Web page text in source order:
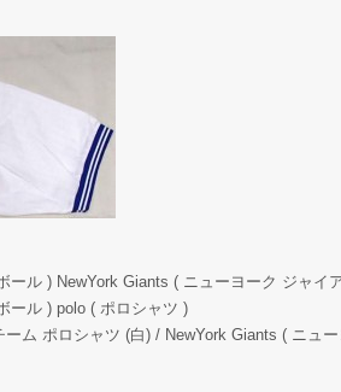
ール ) NewYork Giants ( ニューヨーク ジャイ
ール ) polo ( ポロシャツ )
ム ポロシャツ (白) / NewYork Giants ( ニュ